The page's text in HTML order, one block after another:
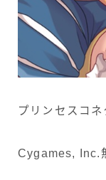
プリンセスコ
Cygames, Inc.